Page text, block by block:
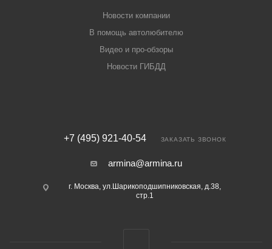
Новости компании
В помощь автолюбителю
Видео и про-обзоры
Новости ГИБДД
+7 (495) 921-40-54 ЗАКАЗАТЬ ЗВОНОК
armina@armina.ru
г. Москва, ул.Шарикоподшипниковская, д.38,
стр.1